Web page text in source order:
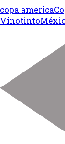
copa america
Vinotinto